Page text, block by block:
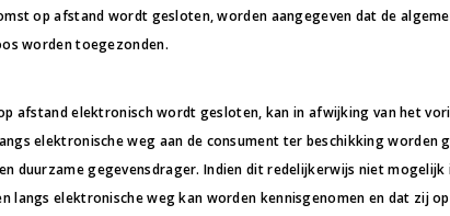
op afstand wordt gesloten, worden aangegeven dat de
worden toegezonden.
afstand elektronisch wordt gesloten, kan in afwijking van het
elektronische weg aan de consument ter beschikking
duurzame gegevensdrager. Indien dit redelijkerwijs niet
langs elektronische weg kan worden kennisgenomen en dat zij